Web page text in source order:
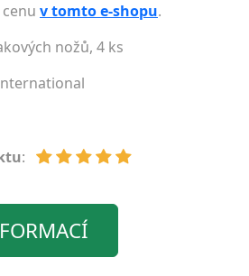
v tomto e-shopu.
nožů, 4 ks
: